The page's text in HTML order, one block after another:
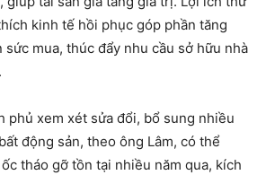
kinh tế hồi phục góp phần tăng
mua, thúc đẩy nhu cầu sở hữu nhà
phủ xem xét sửa đổi, bổ sung nhiều
động sản, theo ông Lâm, có thể
tháo gỡ tồn tại nhiều năm qua, kích